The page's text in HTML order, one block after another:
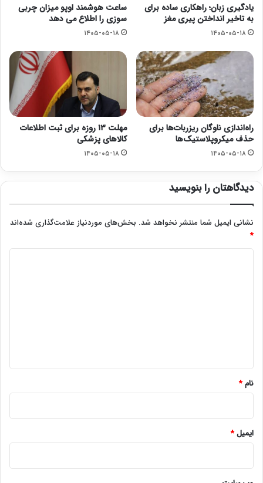
یادگیری زبان؛ راهکاری ساده برای
به تاخیر انداختن پیری مغز
۱۴۰۵-۰۵-۱۸
ساعت هوشمند اوپو میزان چربی
سوزی را اطلاع می دهد
۱۴۰۵-۰۵-۱۸
راه‌اندازی ناوگان ریزربات‌ها برای
حذف میکروپلاستیک‌ها
۱۴۰۵-۰۵-۱۸
مهلت ۱۳ روزه برای ثبت اطلاعات
کالاهای پزشکی
۱۴۰۵-۰۵-۱۸
دیدگاهتان را بنویسید
نشانی ایمیل شما منتشر نخواهد شد. بخش‌های موردنیاز علامت‌گذاری شده‌اند
*
نام*
ایمیل*